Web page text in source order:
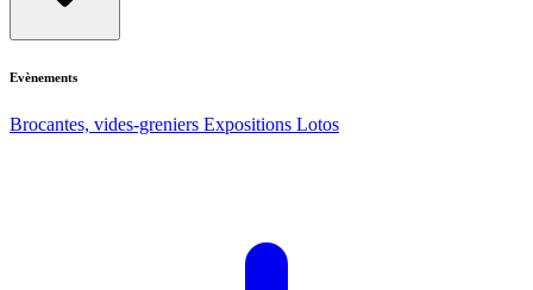
Evènements
Brocantes, vides-greniers Expositions Lotos